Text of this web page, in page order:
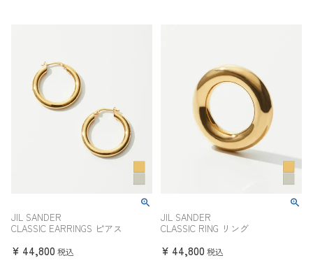
JIL SANDER
CLASSIC EARRINGS ピアス
¥ 44,800 税込
JIL SANDER
CLASSIC RING リング
¥ 44,800 税込